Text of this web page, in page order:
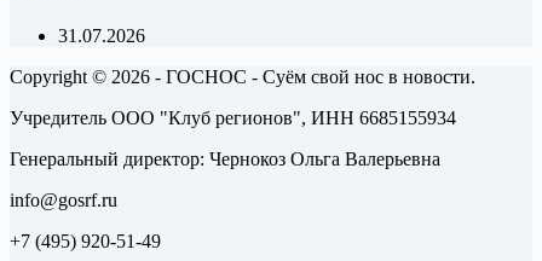
31.07.2026
Copyright © 2026 - ГОСНОС - Суём свой нос в новости.
Учредитель ООО "Клуб регионов", ИНН 6685155934
Генеральный директор: Чернокоз Ольга Валерьевна
info@gosrf.ru
+7 (495) 920-51-49